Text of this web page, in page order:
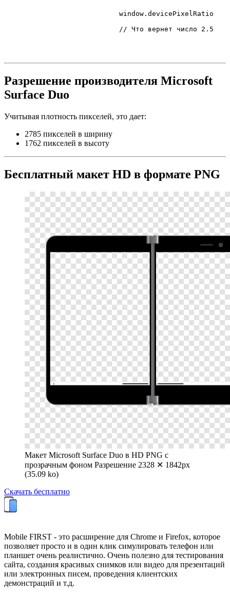
                            window.
devicePixelRatio
// Что вернет число 2.5
Разрешение производителя Microsoft
Surface Duo
Учитывая плотность пикселей, это дает:
2785 пикселей в ширину
1762 пикселей в высоту
Бесплатный макет HD в формате PNG
Макет Microsoft Surface Duo в HD PNG с
прозрачным фоном Разрешение 2328 ✕ 1842px
(35.09 ko)
Скачать бесплатно
Mobile FIRST - это расширение для Chrome и Firefox, которое
позволяет просто и в один клик симулировать телефон или
планшет очень реалистично. Очень полезно для тестирования
сайта, создания красивых снимков или видео для презентаций
или электронных писем, проведения клиентских
демонстраций и т.д.